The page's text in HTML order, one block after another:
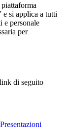
e si applica a tutti
e personale
per
di seguito